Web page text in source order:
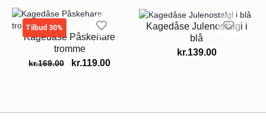
Tilbud 30%
Kagedåse Påskehare
tromme
kr.169.00 kr.119.00
Kagedåse Julenostalgi i
blå
kr.139.00